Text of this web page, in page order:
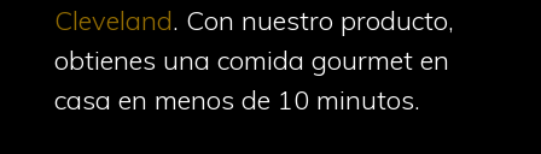
Cleveland. Con nuestro producto,
obtienes una comida gourmet en
casa en menos de 10 minutos.